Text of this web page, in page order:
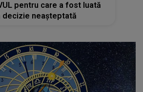
pentru care a fost luată
decizie neașteptată